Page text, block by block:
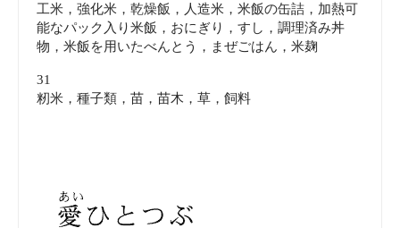
工米，強化米，乾燥飯，人造米，米飯の缶詰，加熱可
能なパック入り米飯，おにぎり，すし，調理済み丼
物，米飯を用いたべんとう，まぜごはん，米麹
31
籾米，種子類，苗，苗木，草，飼料